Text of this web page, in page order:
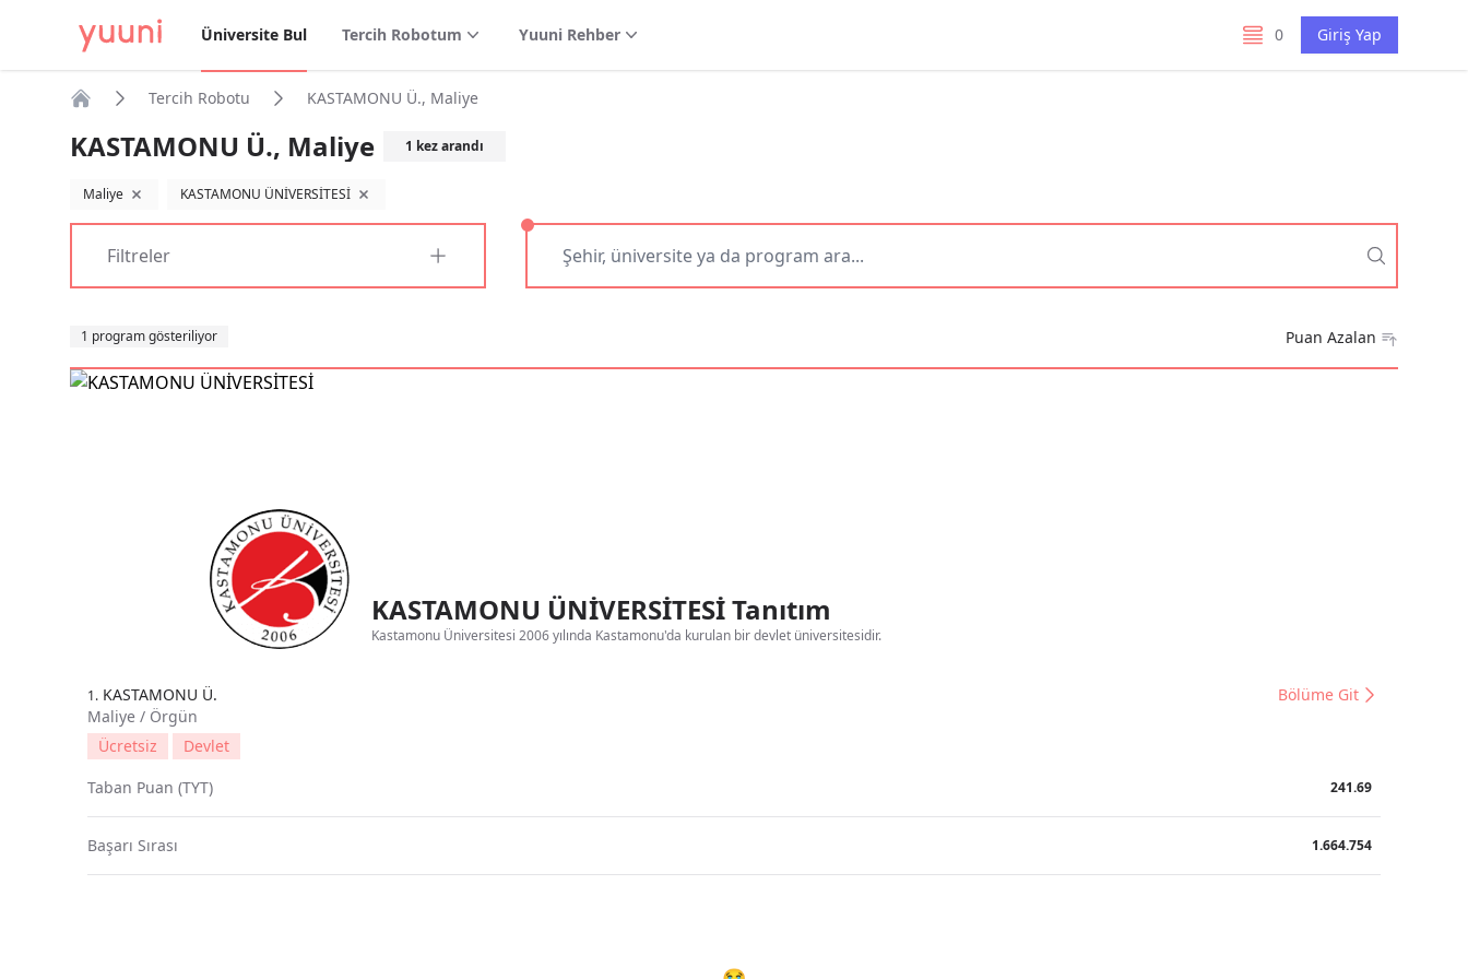
Üniversite Bul Tercih Robotum Yuuni Rehber 0
listelerim Giriş Yap
Tercih Robotu KASTAMONU Ü., Maliye
KASTAMONU Ü., Maliye 1 kez arandı
Maliye filtreyi kaldırKASTAMONU ÜNİVERSİTESİ filtreyi kaldır
Filtreler
1 program gösteriliyor Puan Azalan
KASTAMONU ÜNİVERSİTESİ Tanıtım
Kastamonu Üniversitesi 2006 yılında Kastamonu'da kurulan bir devlet üniversitesidir.
1. KASTAMONU Ü.
Maliye / Örgün
Bölüme Git
Ücretsiz
Devlet
Taban Puan (TYT)
241.69
Başarı Sırası 1.664.754